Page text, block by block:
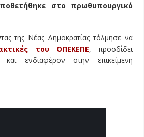
στο πρωθυπουργικό
της Νέας Δημοκρατίας τόλμησε να
του ΟΠΕΚΕΠΕ, προσδίδει
και ενδιαφέρον στην επικείμενη